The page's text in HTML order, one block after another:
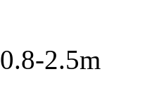
0.8-2.5m